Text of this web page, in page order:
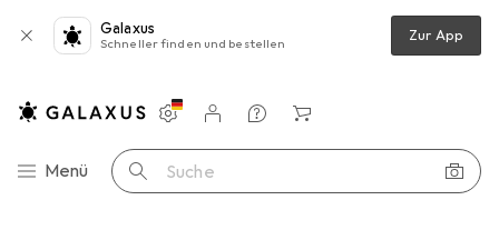
Galaxus
Schneller finden und bestellen Zur App
Navigation nach Kategorien
Menü Suche
Einstellungen
Kundenkonto
Vergleichslisten
Merklisten
Warenkorb